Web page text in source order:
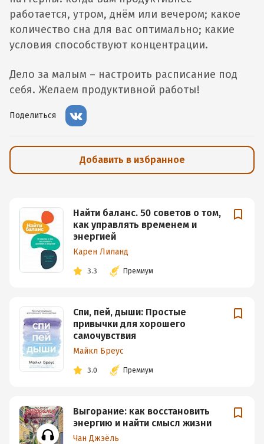
работается, утром, днём или вечером; какое
количество сна для вас оптимально; какие
условия способствуют концентрации.
Дело за малым – настроить расписание под
себя. Желаем продуктивной работы!
Поделиться
Добавить в избранное
Найти баланс. 50 советов о том,
как управлять временем и
энергией
Карен Лиланд
3.3 Премиум
Спи, пей, дыши: Простые
привычки для хорошего
самочувствия
Майкл Бреус
3.0 Премиум
Выгорание: как восстановить
энергию и найти смысл жизни
Чан Джэёль